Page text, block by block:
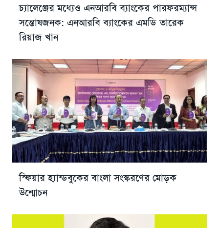
চ্যালেঞ্জের মধ্যেও এনআরবি ব্যাংকের পারফরম্যান্স
সন্তোষজনক: এনআরবি ব্যাংকের এমডি তারেক
রিয়াজ খান
স্ফিয়ার হ্যান্ডবুকের বাংলা সংস্করণের মোড়ক
উন্মোচন